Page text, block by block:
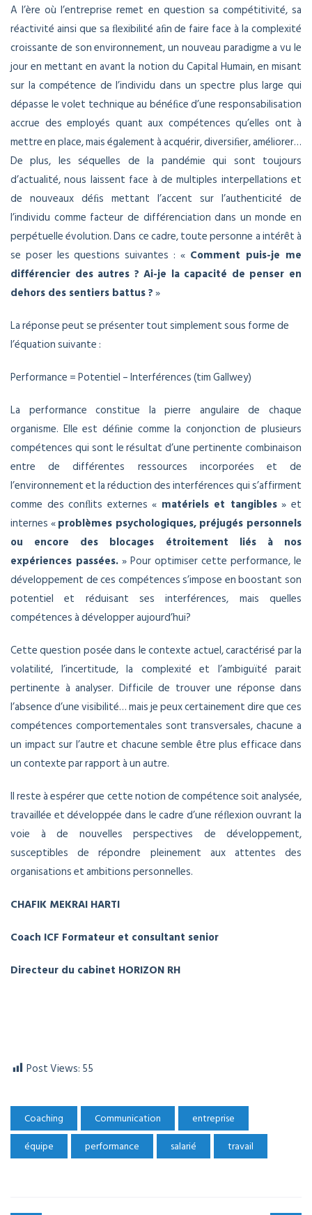
A l’ère où l’entreprise remet en question sa compétitivité, sa
réactivité ainsi que sa ﬂexibilité aﬁn de faire face à la complexité
croissante de son environnement, un nouveau paradigme a vu le
jour en mettant en avant la notion du Capital Humain, en misant
sur la compétence de l’individu dans un spectre plus large qui
dépasse le volet technique au bénéﬁce d’une responsabilisation
accrue des employés quant aux compétences qu’elles ont à
mettre en place, mais également à acquérir, diversiﬁer, améliorer…
De plus, les séquelles de la pandémie qui sont toujours
d’actualité, nous laissent face à de multiples interpellations et
de nouveaux déﬁs mettant l’accent sur l’authenticité de
l’individu comme facteur de différenciation dans un monde en
perpétuelle évolution. Dans ce cadre, toute personne a intérêt à
se poser les questions suivantes : «Comment puis-je me
différencier des autres ? Ai-je la capacité de penser en
dehors des sentiers battus ?»
La réponse peut se présenter tout simplement sous forme de
l’équation suivante :
Performance = Potentiel – Interférences (tim Gallwey)
La performance constitue la pierre angulaire de chaque
organisme. Elle est déﬁnie comme la conjonction de plusieurs
compétences qui sont le résultat d’une pertinente combinaison
entre de différentes ressources incorporées et de
l’environnement et la réduction des interférences qui s’affirment
comme des conﬂits externes « matériels et tangibles» et
internes «problèmes psychologiques, préjugés personnels
ou encore des blocages étroitement liés à nos
expériences passées. » Pour optimiser cette performance, le
développement de ces compétences s’impose en boostant son
potentiel et réduisant ses interférences, mais quelles
compétences à développer aujourd’hui?
Cette question posée dans le contexte actuel, caractérisé par la
volatilité, l’incertitude, la complexité et l’ambiguïté parait
pertinente à analyser. Difficile de trouver une réponse dans
l’absence d’une visibilité… mais je peux certainement dire que ces
compétences comportementales sont transversales, chacune a
un impact sur l’autre et chacune semble être plus efficace dans
un contexte par rapport à un autre.
Il reste à espérer que cette notion de compétence soit analysée,
travaillée et développée dans le cadre d’une réﬂexion ouvrant la
voie à de nouvelles perspectives de développement,
susceptibles de répondre pleinement aux attentes des
organisations et ambitions personnelles.
CHAFIK MEKRAI HARTI
Coach ICF Formateur et consultant senior
Directeur du cabinet HORIZON RH
Post Views: 55
Coaching Communication
entreprise
équipe
performance salarié travail